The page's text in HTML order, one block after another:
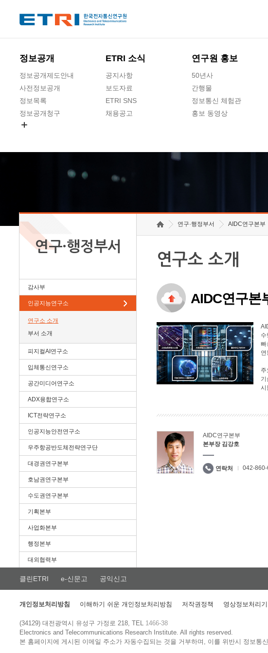
정보공개
정보공개제도안내
사전정보공개
정보목록
정보공개청구
ETRI 소식
공지사항
보도자료
ETRI SNS
채용공고
연구원 홍보
50년사
간행물
정보통신 체험관
홍보 동영상
연구·행정부서
감사부
인공지능연구소
연구소 소개
부서 소개
피지컬AI연구소
입체통신연구소
공간미디어연구소
ADX융합연구소
ICT전략연구소
인공지능안전연구소
우주항공반도체전략연구단
대경권연구본부
호남권연구본부
수도권연구본부
기획본부
사업화본부
행정본부
대외협력부
연구·행정부서 AIDC연구본부
연구소 소개
AIDC연구본
수
빠
연
주
기
시
AIDC연구본부
본부장 김강호
연락처 042-
클린ETRI e-신문고 공익신고
개인정보처리방침 이해하기 쉬운 개인정보처리방침 저작권정책 영상정보처리
(34129) 대전광역시 유성구 가정로 218, TEL 1466-38
Electronics and Telecommunications Research Institute.All rights reserved.
본 홈페이지에 게시된 이메일 주소가 자동수집되는 것을 거부하며, 이를 위반시 정보통